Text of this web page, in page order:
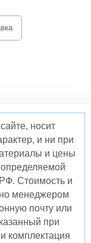
носит
и ни при
и цены
Стоимость и
менеджером
почту или
при
комплектация